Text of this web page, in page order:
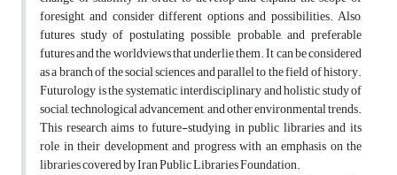
foresight, and consider different options and possibilities. Also,
futures study of postulating possible, probable, and preferable
futures and the worldviews that underlie them. It can be considered
as a branch of the social sciences and parallel to the field of history.
Futurology is the systematic, interdisciplinary and holistic study of
social, technological advancement, and other environmental trends.
This research aims to future-studying in public libraries and its
role in their development and progress with an emphasis on the
libraries covered by Iran Public Libraries Foundation.